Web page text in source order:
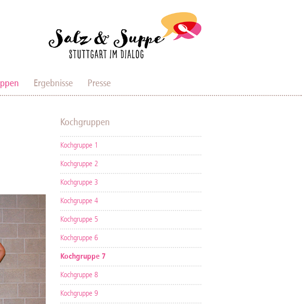
Ergebnisse Presse
Kochgruppen
Kochgruppe 1
Kochgruppe 2
Kochgruppe 3
Kochgruppe 4
Kochgruppe 5
Kochgruppe 6
Kochgruppe 7
Kochgruppe 8
Kochgruppe 9